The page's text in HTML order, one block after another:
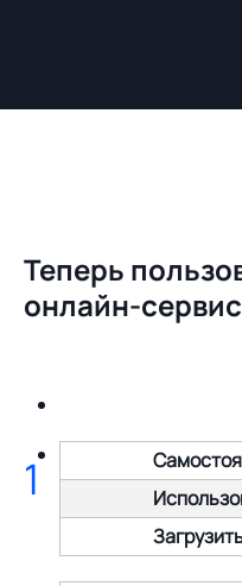
Теперь
онлайн-
1